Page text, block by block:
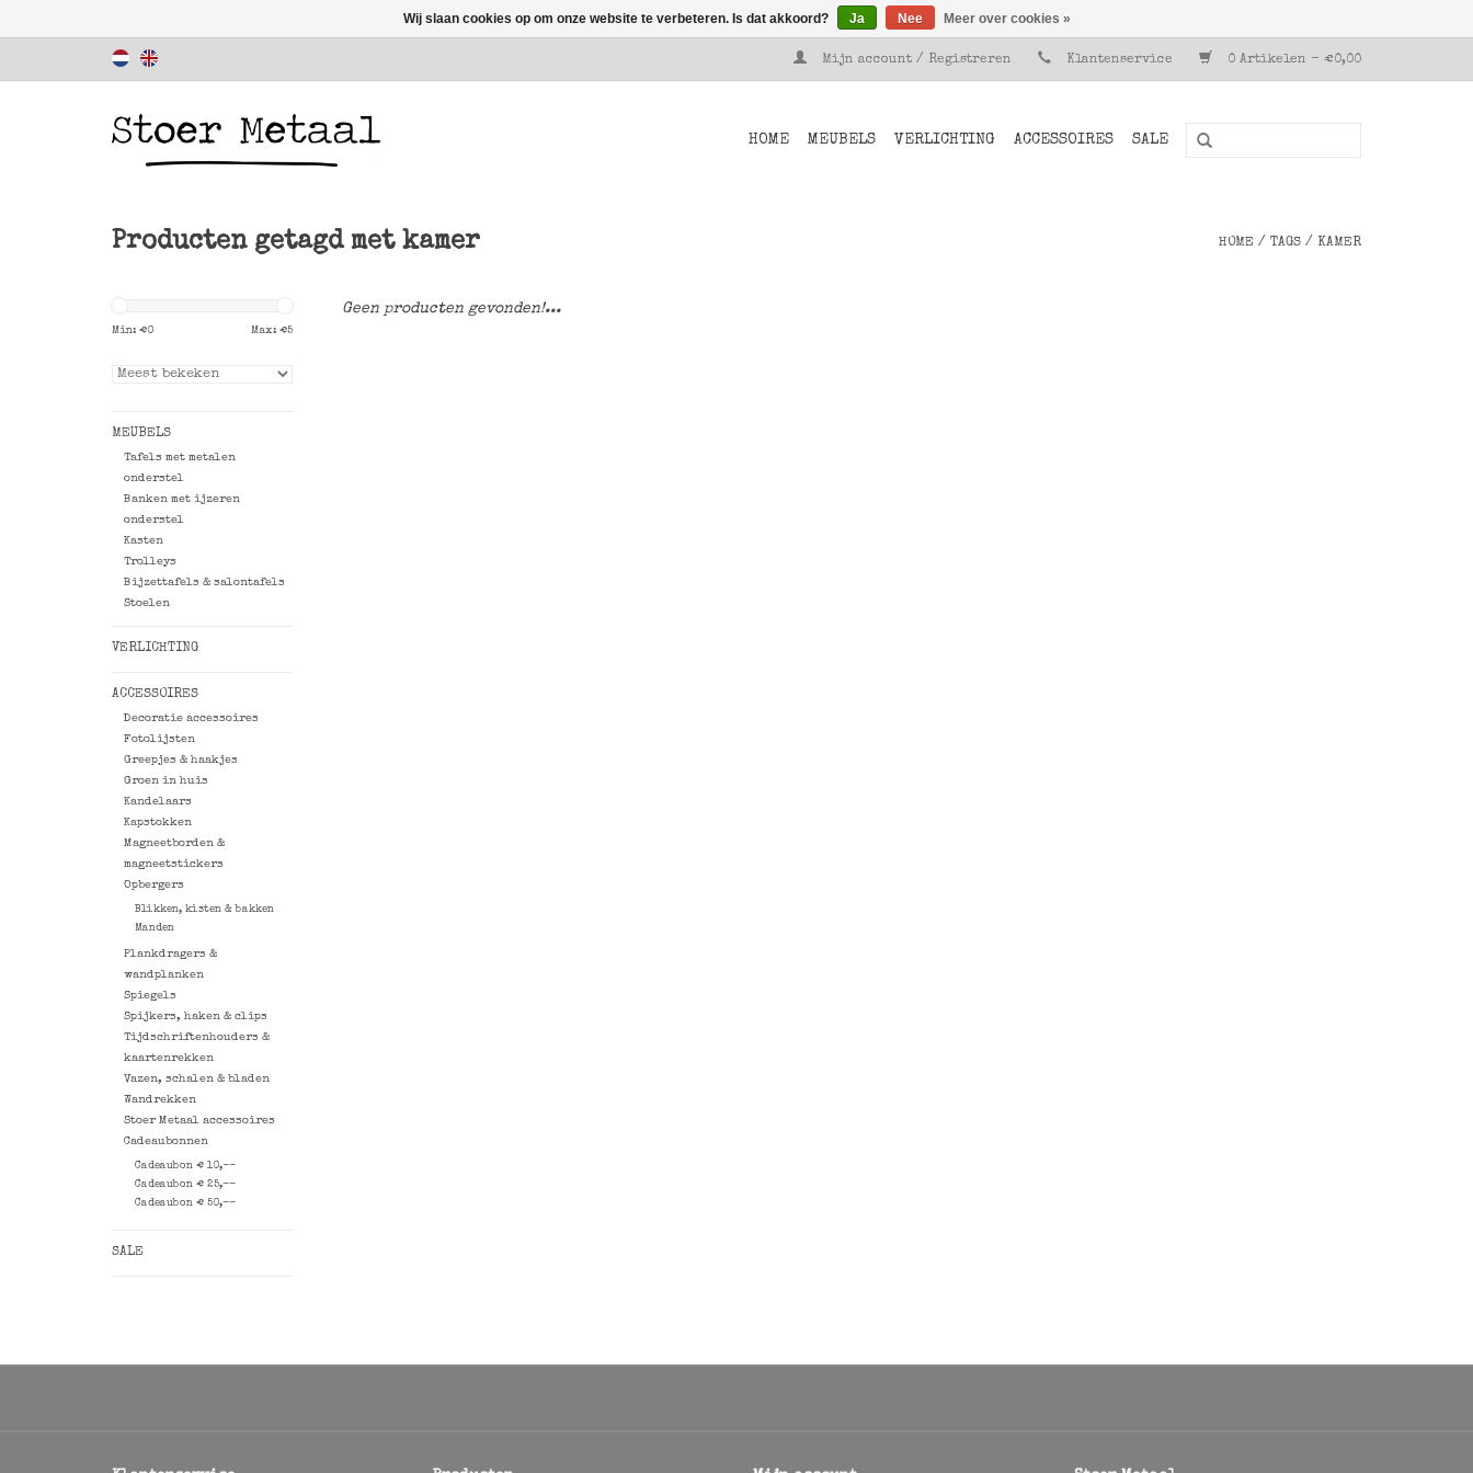
Mijn account / Registreren Klantenservice 0 Artikelen - €0,00
HOME MEUBELS VERLICHTING ACCESSOIRES SALE
Producten getagd met kamer HOME / TAGS / KAMER
Min: €0 Max: €5
MEUBELS
Tafels met metalen
onderstel
Banken met ijzeren
onderstel
Kasten
Trolleys
Bijzettafels & salontafels
Stoelen
VERLICHTING
ACCESSOIRES
Decoratie accessoires
Fotolijsten
Greepjes & haakjes
Groen in huis
Kandelaars
Kapstokken
Magneetborden &
magneetstickers
Opbergers
Blikken, kisten & bakken
Manden
Plankdragers &
wandplanken
Spiegels
Spijkers, haken & clips
Tijdschriftenhouders &
kaartenrekken
Vazen, schalen & bladen
Wandrekken
Stoer Metaal accessoires
Cadeaubonnen
Cadeaubon € 10,--
Cadeaubon € 25,--
Cadeaubon € 50,--
SALE
Geen producten gevonden!...
Wij slaan cookies op om onze website te verbeteren. Is dat akkoord? Ja Nee Meer over cookies »